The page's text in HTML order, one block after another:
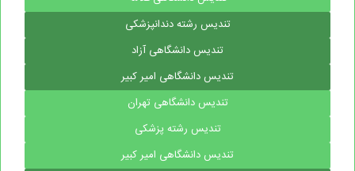
تندیس رشته دندانپزشکی
تندیس دانشگاهی آزاد
تندیس دانشگاهی امیر کبیر
تندیس دانشگاهی تهران
تندیس رشته پزشکی
تندیس دانشگاهی امیر کبیر